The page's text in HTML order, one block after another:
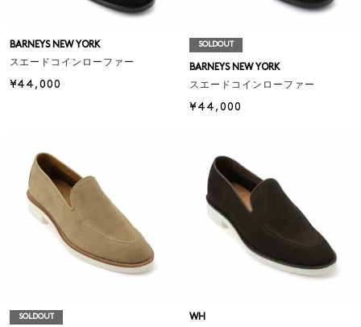
BARNEYS NEW YORK
スエードコインローファー
¥44,000
SOLDOUT
BARNEYS NEW YORK
スエードコインローファー
¥44,000
SOLDOUT
WH